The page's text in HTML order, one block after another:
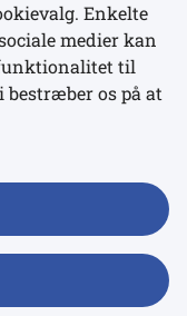
Enkelte
medier kan
til
os på at